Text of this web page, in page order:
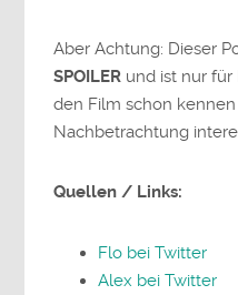
Aber Achtung: Dieser
SPOILER und ist nur für
den Film schon
Nachbetrachtung
Quellen / Links:
Flo bei Twitter
Alex bei Twitter